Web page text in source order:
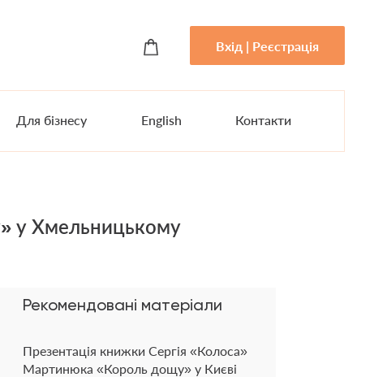
Вхід | Реєстрація
Для бізнесу English Контакти
у Хмельницькому
Рекомендовані матеріали
Презентація книжки Сергія «Колоса»
Мартинюка «Король дощу» у Києві